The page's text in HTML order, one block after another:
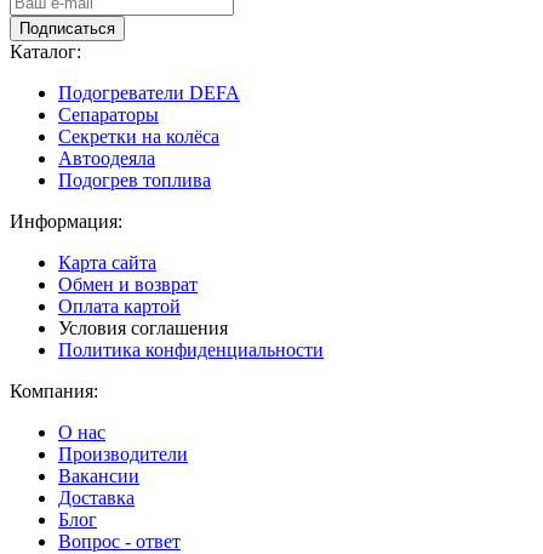
Подписаться
Каталог:
Подогреватели DEFA
Сепараторы
Секретки на колёса
Автоодеяла
Подогрев топлива
Информация:
Карта сайта
Обмен и возврат
Оплата картой
Условия соглашения
Политика конфиденциальности
Компания:
О нас
Производители
Вакансии
Доставка
Блог
Вопрос - ответ